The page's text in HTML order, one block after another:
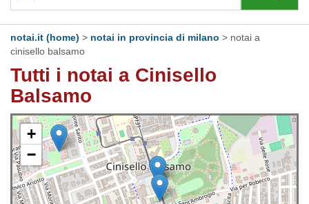
notai.it (home) > notai in provincia di milano > notai a
cinisello balsamo
Tutti i notai a Cinisello
Balsamo
+
−